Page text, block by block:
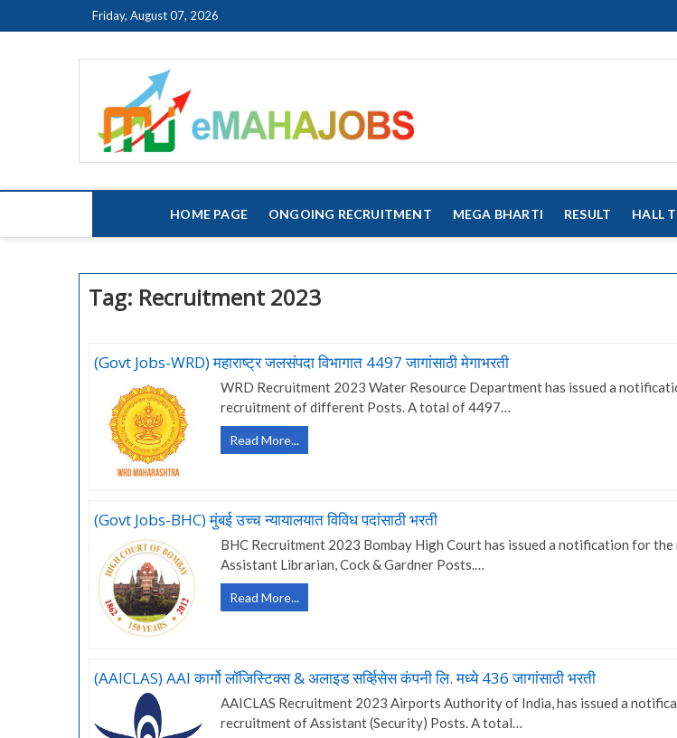
to
Friday, August 07, 2026
HOME PAGE ONGOING RECRUITMENT MEGA BHARTI RESULT HALL
Tag: Recruitment 2023
(Govt Jobs-WRD) महाराष्ट्र जलसंपदा विभागात 4497 जागांसाठी मेगाभरती
WRD Recruitment 2023 Water Resource Department has issued a
recruitment of different Posts. A total of 4497…
Read More...
Jobs-
जलसंपदा
4497
जागांसाठी
(Govt Jobs-BHC) मुंबई उच्च न्यायालयात विविध पदांसाठी भरती
BHC Recruitment 2023 Bombay High Court has issued a notification for
Assistant Librarian, Cock & Gardner Posts.…
Read More...
Jobs-
उच्च
न्यायालयात
विविध
पदांसाठी
(AAICLAS) AAI कार्गो लॉजिस्टिक्स & अलाइड सर्व्हिसेस कंपनी लि. मध्ये 436 जागांसाठी भरती
AAICLAS Recruitment 2023 Airports Authority of India, has issued a
recruitment of Assistant (Security) Posts. A total…